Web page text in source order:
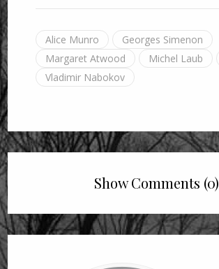
Alice Munro
Georges Simenon
Margaret Atwood
Michel Laub
Vladimir Nabokov
Show Comments (0)